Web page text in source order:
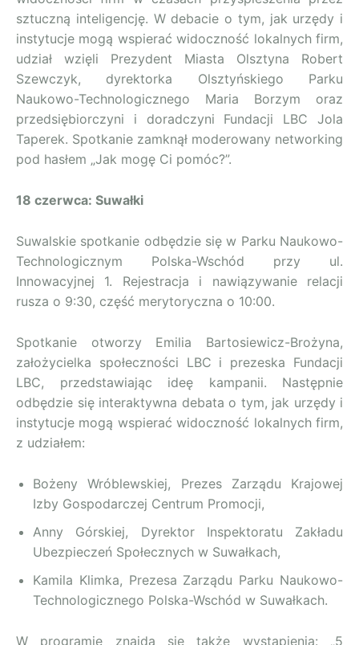
sztuczną inteligencję. W debacie o tym, jak urzędy i
instytucje mogą wspierać widoczność lokalnych firm,
udział wzięli Prezydent Miasta Olsztyna Robert
Szewczyk, dyrektorka Olsztyńskiego Parku
Naukowo-Technologicznego Maria Borzym oraz
przedsiębiorczyni i doradczyni Fundacji LBC Jola
Taperek. Spotkanie zamknął moderowany networking
pod hasłem „Jak mogę Ci pomóc?”.
18 czerwca: Suwałki
Suwalskie spotkanie odbędzie się w Parku Naukowo-
Technologicznym Polska-Wschód przy ul.
Innowacyjnej 1. Rejestracja i nawiązywanie relacji
rusza o 9:30, część merytoryczna o 10:00.
Spotkanie otworzy Emilia Bartosiewicz-Brożyna,
założycielka społeczności LBC i prezeska Fundacji
LBC, przedstawiając ideę kampanii. Następnie
odbędzie się interaktywna debata o tym, jak urzędy i
instytucje mogą wspierać widoczność lokalnych firm,
z udziałem:
Bożeny Wróblewskiej, Prezes Zarządu Krajowej
Izby Gospodarczej Centrum Promocji,
Anny Górskiej, Dyrektor Inspektoratu Zakładu
Ubezpieczeń Społecznych w Suwałkach,
Kamila Klimka, Prezesa Zarządu Parku Naukowo-
Technologicznego Polska-Wschód w Suwałkach.
W programie znajdą się także wystąpienia: „5